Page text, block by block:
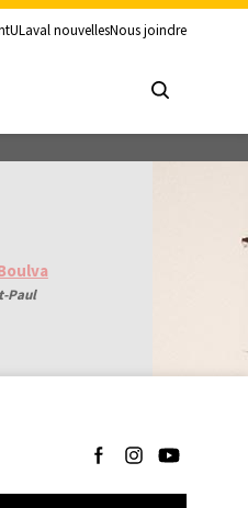
ULaval nouvellesNous joindre
Paul
Suivez-nous sur
Suivez-nous sur
Suivez-nous